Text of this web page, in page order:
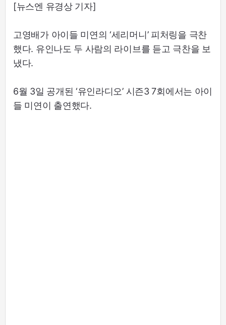
[뉴스엔 유경상 기자]
고영배가 아이들 미연의 ‘세리머니’ 피처링을 극찬
했다. 유인나도 두 사람의 라이브를 듣고 극찬을 보
냈다.
6월 3일 공개된 ‘유인라디오’ 시즌3 7회에서는 아이
들 미연이 출연했다.